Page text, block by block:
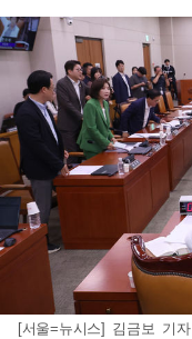
[서울=뉴시스] 김금보 기